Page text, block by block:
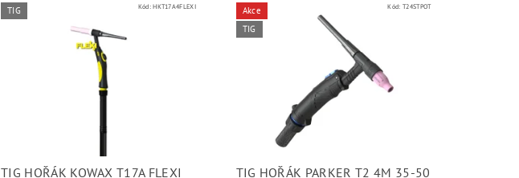
TIG Kód:HKT17A4FLEXI
TIG HOŘÁK KOWAX T17A FLEXI
Akce
TIG
Kód:T24STPOT
TIG HOŘÁK PARKER T2 4M 35-50